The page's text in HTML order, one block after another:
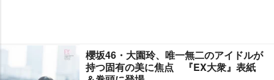
櫻坂46・大園玲、唯一無二のアイドルが
持つ固有の美に焦点 『EX大衆』表紙